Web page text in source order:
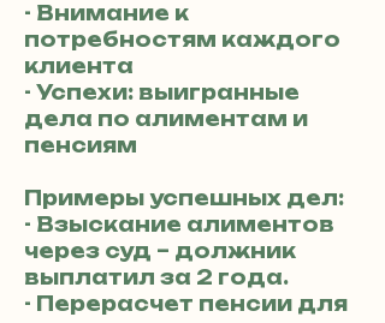
- Внимание к
потребностям каждого
клиента
- Успехи: выигранные
дела по алиментам и
пенсиям
Примеры успешных дел:
- Взыскание алиментов
через суд – должник
выплатил за 2 года.
- Перерасчет пенсии для